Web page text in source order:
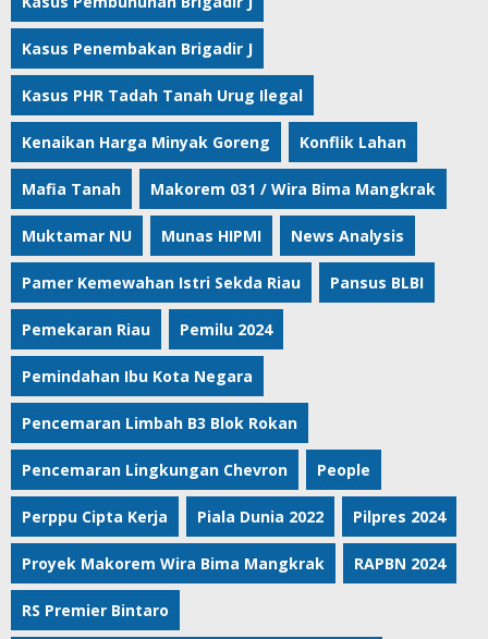
Kasus Penembakan Brigadir J
Kasus PHR Tadah Tanah Urug Ilegal
Kenaikan Harga Minyak Goreng Konflik Lahan
Mafia Tanah Makorem 031 / Wira Bima Mangkrak
Muktamar NU Munas HIPMI News Analysis
Pamer Kemewahan Istri Sekda Riau Pansus BLBI
Pemekaran Riau Pemilu 2024
Pemindahan Ibu Kota Negara
Pencemaran Limbah B3 Blok Rokan
Pencemaran Lingkungan Chevron People
Perppu Cipta Kerja Piala Dunia 2022 Pilpres 2024
Proyek Makorem Wira Bima Mangkrak RAPBN 2024
RS Premier Bintaro